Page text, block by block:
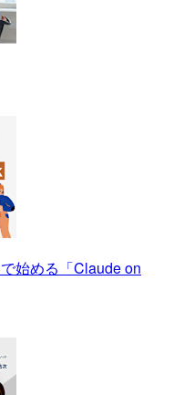
始める「Claude on